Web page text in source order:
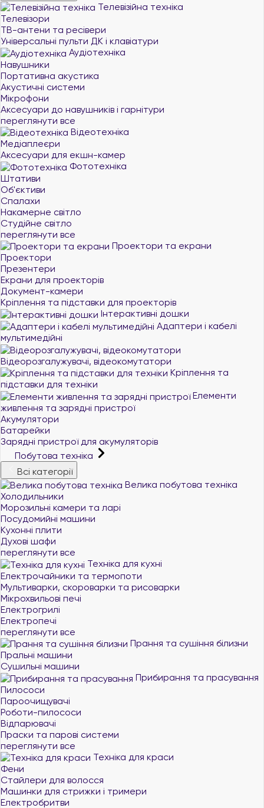
Телевізійна техніка
Телевізори
ТВ-антени та ресівери
Універсальні пульти ДК і клавіатури
Аудіотехніка
Навушники
Портативна акустика
Акустичні системи
Мікрофони
Аксесуари до навушників і гарнітури
переглянути все
Відеотехніка
Медіаплеєри
Аксесуари для екшн-камер
Фототехніка
Штативи
Об'єктиви
Спалахи
Накамерне світло
Студійне світло
переглянути все
Проектори та екрани
Проектори
Презентери
Екрани для проекторів
Документ-камери
Кріплення та підставки для проекторів
Інтерактивні дошки
Адаптери і кабелі
мультимедійні
Відеорозгалужувачі, відеокомутатори
Кріплення та
підставки для техніки
Елементи
живлення та зарядні пристрої
Акумулятори
Батарейки
Зарядні пристрої для акумуляторів
Побутова техніка
Всі категорії
Велика побутова техніка
Холодильники
Морозильні камери та ларі
Посудомийні машини
Кухонні плити
Духові шафи
переглянути все
Техніка для кухні
Електрочайники та термопоти
Мультиварки, скороварки та рисоварки
Мікрохвильові печі
Електрогрилі
Електропечі
переглянути все
Прання та сушіння білизни
Пральні машини
Сушильні машини
Прибирання та прасування
Пилососи
Пароочищувачі
Роботи-пилососи
Відпарювачі
Праски та парові системи
переглянути все
Техніка для краси
Фени
Стайлери для волосся
Машинки для стрижки і тримери
Електробритви